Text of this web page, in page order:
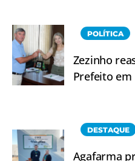
POLÍTICA
Zezinho
Prefeito em
DESTAQUE
Agafarma